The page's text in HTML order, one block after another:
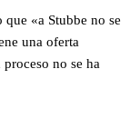
«a Stubbe no se
una oferta
no se ha